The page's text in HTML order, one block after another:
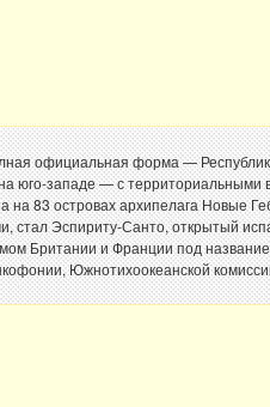
официальная форма —
юго-западе — с
на 83 островах архипелага Новые
стал Эспириту-Санто, открытый
Британии и Франции под
Южнотихоокеанской